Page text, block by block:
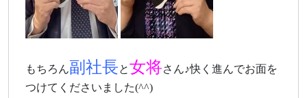
もちろん副社長と女将さん♪快く進んでお面を
つけてくださいました(^^)